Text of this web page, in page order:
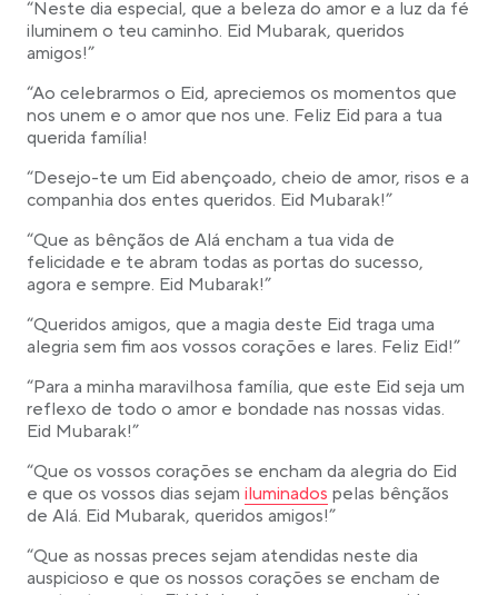
“Neste dia especial, que a beleza do amor e a luz da fé
iluminem o teu caminho. Eid Mubarak, queridos
amigos!”
“Ao celebrarmos o Eid, apreciemos os momentos que
nos unem e o amor que nos une. Feliz Eid para a tua
querida família!
“Desejo-te um Eid abençoado, cheio de amor, risos e a
companhia dos entes queridos. Eid Mubarak!”
“Que as bênçãos de Alá encham a tua vida de
felicidade e te abram todas as portas do sucesso,
agora e sempre. Eid Mubarak!”
“Queridos amigos, que a magia deste Eid traga uma
alegria sem fim aos vossos corações e lares. Feliz Eid!”
“Para a minha maravilhosa família, que este Eid seja um
reflexo de todo o amor e bondade nas nossas vidas.
Eid Mubarak!”
“Que os vossos corações se encham da alegria do Eid
e que os vossos dias sejam Link opens in a new tab
iluminados pelas bênçãos
de Alá. Eid Mubarak, queridos amigos!”
“Que as nossas preces sejam atendidas neste dia
auspicioso e que os nossos corações se encham de